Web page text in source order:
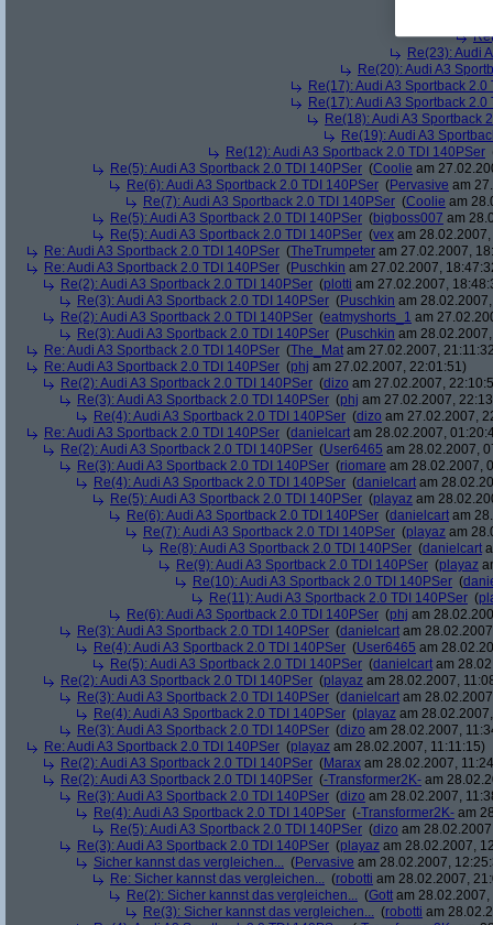
Re(23): Audi
Re(20): Audi A3
Re(17): Audi A3 Sportback 2.0
Re(17): Audi A3 Sportback 2.0
Re(18): Audi A3 Sportback
Re(19): Audi A3
Re(12): Audi A3 Sportback 2.0 TDI 140PSer
Re(5): Audi A3 Sportback 2.0 TDI 140PSer (Coolie am
Re(6): Audi A3 Sportback 2.0 TDI 140PSer (Pervasive am
Re(7): Audi A3 Sportback 2.0 TDI 140PSer (Coolie am
Re(5): Audi A3 Sportback 2.0 TDI 140PSer (bigboss007 am
Re(5): Audi A3 Sportback 2.0 TDI 140PSer (vex am
Re: Audi A3 Sportback 2.0 TDI 140PSer (TheTrumpeter am 27.02.2007,
Re: Audi A3 Sportback 2.0 TDI 140PSer (Puschkin am 27.02.2007,
Re(2): Audi A3 Sportback 2.0 TDI 140PSer (plotti am 27.02.2007,
Re(3): Audi A3 Sportback 2.0 TDI 140PSer (Puschkin am
Re(2): Audi A3 Sportback 2.0 TDI 140PSer (eatmyshorts_1 am
Re(3): Audi A3 Sportback 2.0 TDI 140PSer (Puschkin am
Re: Audi A3 Sportback 2.0 TDI 140PSer (The_Mat am 27.02.2007,
Re: Audi A3 Sportback 2.0 TDI 140PSer (phj am 27.02.2007, 22:01:51)
Re(2): Audi A3 Sportback 2.0 TDI 140PSer (dizo am 27.02.2007,
Re(3): Audi A3 Sportback 2.0 TDI 140PSer (phj am 27.02.2007,
Re(4): Audi A3 Sportback 2.0 TDI 140PSer (dizo am 27.02.2007,
Re: Audi A3 Sportback 2.0 TDI 140PSer (danielcart am 28.02.2007,
Re(2): Audi A3 Sportback 2.0 TDI 140PSer (User6465 am 28.02.2007,
Re(3): Audi A3 Sportback 2.0 TDI 140PSer (riomare am 28.02.2007,
Re(4): Audi A3 Sportback 2.0 TDI 140PSer (danielcart am
Re(5): Audi A3 Sportback 2.0 TDI 140PSer (playaz am
Re(6): Audi A3 Sportback 2.0 TDI 140PSer (danielcart am
Re(7): Audi A3 Sportback 2.0 TDI 140PSer (playaz am
Re(8): Audi A3 Sportback 2.0 TDI 140PSer (danielcart
Re(9): Audi A3 Sportback 2.0 TDI 140PSer (playaz
Re(10): Audi A3 Sportback 2.0 TDI 140PSer (
Re(11): Audi A3 Sportback 2.0 TDI 140PSer (
Re(6): Audi A3 Sportback 2.0 TDI 140PSer (phj am
Re(3): Audi A3 Sportback 2.0 TDI 140PSer (danielcart am
Re(4): Audi A3 Sportback 2.0 TDI 140PSer (User6465 am
Re(5): Audi A3 Sportback 2.0 TDI 140PSer (danielcart am
Re(2): Audi A3 Sportback 2.0 TDI 140PSer (playaz am 28.02.2007,
Re(3): Audi A3 Sportback 2.0 TDI 140PSer (danielcart am
Re(4): Audi A3 Sportback 2.0 TDI 140PSer (playaz am
Re(3): Audi A3 Sportback 2.0 TDI 140PSer (dizo am 28.02.2007,
Re: Audi A3 Sportback 2.0 TDI 140PSer (playaz am 28.02.2007, 11:11:15)
Re(2): Audi A3 Sportback 2.0 TDI 140PSer (Marax am 28.02.2007,
Re(2): Audi A3 Sportback 2.0 TDI 140PSer (-Transformer2K- am
Re(3): Audi A3 Sportback 2.0 TDI 140PSer (dizo am 28.02.2007,
Re(4): Audi A3 Sportback 2.0 TDI 140PSer (-Transformer2K- am
Re(5): Audi A3 Sportback 2.0 TDI 140PSer (dizo am
Re(3): Audi A3 Sportback 2.0 TDI 140PSer (playaz am 28.02.2007,
Sicher kannst das vergleichen... (Pervasive am 28.02.2007,
Re: Sicher kannst das vergleichen... (robotti am 28.02.2007,
Re(2): Sicher kannst das vergleichen... (Gott am
Re(3): Sicher kannst das vergleichen... (robotti am